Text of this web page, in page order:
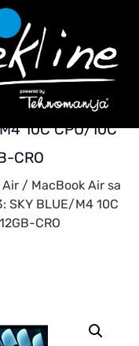
10C CPU/10C
CRO
Air/ MacBook Air sa
SKY BLUE/M4 10C
CRO